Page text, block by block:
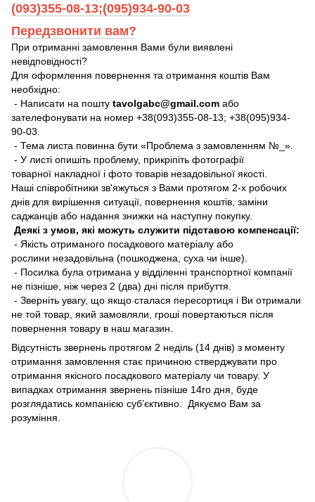
(093)355-08-13;(095)934-90-03
Передзвонити вам?
При отриманні замовлення Вами були виявлені
невідповідності?
Для оформлення повернення та отримання коштів Вам
необхідно:
- Написати на пошту tavolgabc@gmail.com або
зателефонувати на номер +38(093)355-08-13; +38(095)934-
90-03.
- Тема листа повинна бути «Проблема з замовленням №_».
- У листі опишіть проблему, прикріпіть фотографії
товарної накладної і фото товарів незадовільної якості.
Наші співробітники зв'яжуться з Вами протягом 2-х робочих
днів для вирішення ситуації, повернення коштів, заміни
саджанців або надання знижки на наступну покупку.
Деякі з умов, які можуть служити підставою компенсації:
- Якість отриманого посадкового матеріалу або
рослини незадовільна (пошкоджена, суха чи інше).
- Посилка була отримана у відділенні транспортної компанії
не пізніше, ніж через 2 (два) дні після прибуття.
- Зверніть увагу, що якщо сталася пересортиця і Ви отримали
не той товар, який замовляли, гроші повертаються після
повернення товару в наш магазин.
Відсутність звернень протягом 2 неділь (14 днів) з моменту
отримання замовлення стає причиною стверджувати про
отримання якісного посадкового матеріалу чи товару. У
випадках отримання звернень пізніше 14го дня, буде
розглядатись компанією суб’єктивно. Дякуємо Вам за
розуміння.